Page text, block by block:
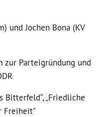
und Jochen Bona (KV
zur Parteigründung und
Bitterfeld“, „Friedliche
Freiheit"